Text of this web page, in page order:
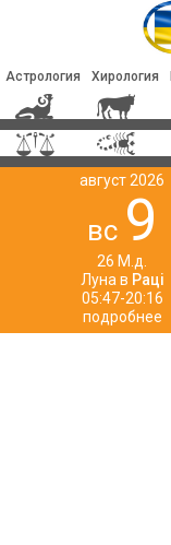
Астрология Хирология
август 2026
вс 9
26 М.д.
Луна в Раці
05:47-20:16
подробнее